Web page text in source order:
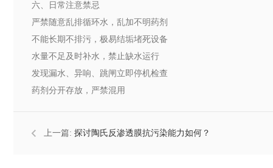
六、日常注意禁忌
严禁随意乱排循环水，乱加不明药剂
不能长期不排污，极易结垢堵死设备
水量不足及时补水，禁止缺水运行
发现漏水、异响、跳闸立即停机检查
药剂分开存放，严禁混用
上一篇: 探讨陶氏反渗透膜抗污染能力如何？